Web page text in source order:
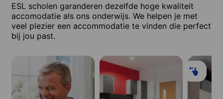
ESL scholen garanderen dezelfde hoge kwaliteit
accomodatie als ons onderwijs. We helpen je met
veel plezier een accommodatie te vinden die perfect
bij jou past.